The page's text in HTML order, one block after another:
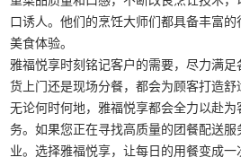
口诱人。他们的烹饪大师们都具备丰富
美食体验。
雅福悦享时刻铭记客户的需要，尽力满
货上门还是现场分餐，都会为顾客打造舒
无论何时何地，雅福悦享都会全力以赴
务。如果您正在寻找高质量的团餐配送
业。选择雅福悦享，让每日的用餐变成一